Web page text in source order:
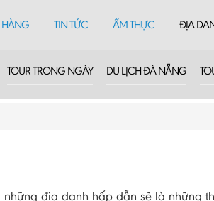
HÀNG TIN TỨC ẨM THỰC ĐỊA
TOUR TRONG NGÀY DU LỊCH ĐÀ NẴNG
địa danh hấp dẫn sẽ là những